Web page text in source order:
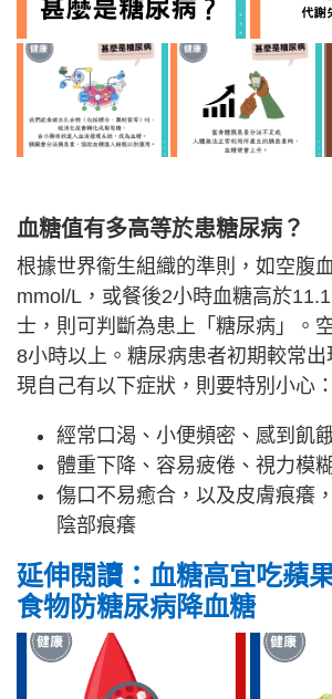
血糖值有多高等於患糖尿病？
根據世界衞生組織的準則，如空腹
mmol/L，或餐後2小時血糖高於
士，則可判斷為患上「糖尿病」。
8小時以上。糖尿病患者初期較常
現自己有以下症狀，則要特別小心：
經常口渴、小便頻密、感到飢
體重下降、容易疲倦、視力模糊
傷口不易癒合，以及皮膚痕癢
陰部痕癢
延伸閱讀：血糖高宜吃蘋
食物防糖尿病降血糖